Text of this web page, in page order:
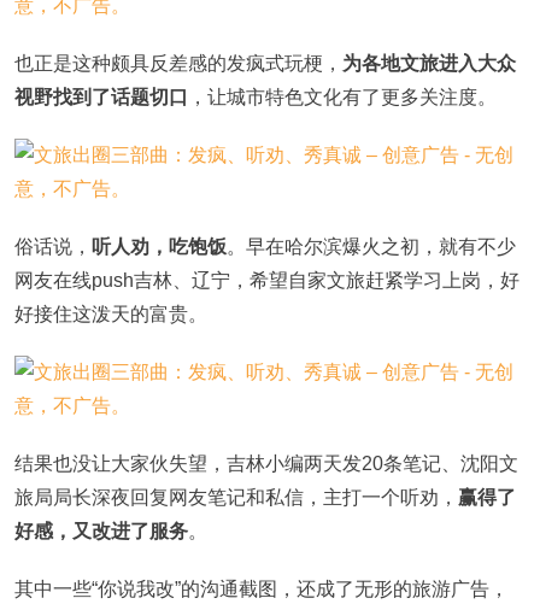
也正是这种颇具反差感的发疯式玩梗， 为各地文旅进入大众
视野找到了话题切口
，让城市特色文化有了更多关注度。
俗话说， 听人劝，吃饱饭。早在哈尔滨爆火之初，就有不少
网友在线push吉林、辽宁，希望自家文旅赶紧学习上岗，好
好接住这泼天的富贵。
结果也没让大家伙失望，吉林小编两天发20条笔记、沈阳文
旅局局长深夜回复网友笔记和私信，主打一个听劝， 赢得了
好感，又改进了服务。
其中一些“你说我改”的沟通截图，还成了无形的旅游广告，